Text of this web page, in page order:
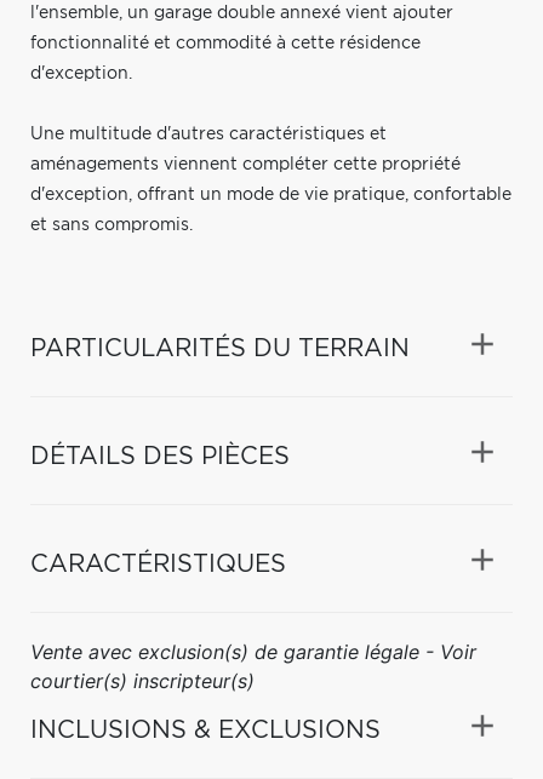
l'ensemble, un garage double annexé vient ajouter
fonctionnalité et commodité à cette résidence
d'exception.
Une multitude d'autres caractéristiques et
aménagements viennent compléter cette propriété
d'exception, offrant un mode de vie pratique, confortable
et sans compromis.
PARTICULARITÉS DU TERRAIN
DÉTAILS DES PIÈCES
CARACTÉRISTIQUES
Vente avec exclusion(s) de garantie légale - Voir
courtier(s) inscripteur(s)
INCLUSIONS & EXCLUSIONS